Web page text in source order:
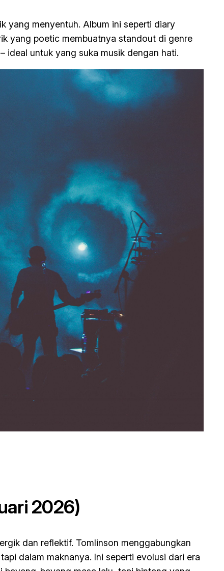
yang menyentuh. Album ini seperti diary
yang poetic membuatnya standout di genre
ideal untuk yang suka musik dengan hati.
2026)
dan reflektif. Tomlinson menggabungkan
dalam maknanya. Ini seperti evolusi dari era